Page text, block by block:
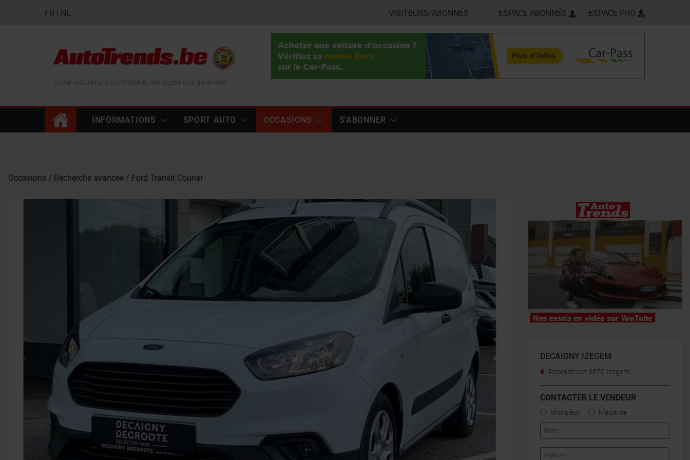
FR | NL VISITEURS/ABONNÉS ESPACE ABONNÉS ESPACE PRO
Toute l'actualité automobile et des occasions garanties
INFORMATIONS SPORT AUTO OCCASIONS S'ABONNER
Occasions Recherche avancée Ford Transit Courier
DECAIGNY IZEGEM
Reperstraat 8870 Izegem
CONTACTER LE VENDEUR
Monsieur Madame